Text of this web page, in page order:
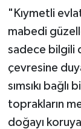
"Kıymetli
mabedi
sadece bilgili
çevresine
sımsıkı
toprakların
doğayı
Eskişehir
Giresun